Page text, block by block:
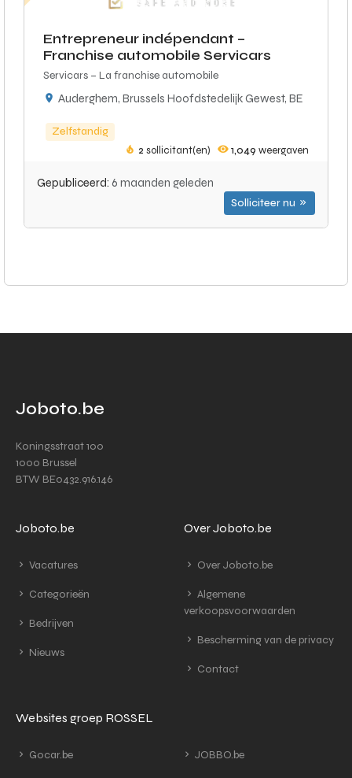
Entrepreneur indépendant –
Franchise automobile Servicars
Servicars – La franchise automobile
Auderghem, Brussels Hoofdstedelijk Gewest, BE
Zelfstandig
2 sollicitant(en) 1,049 weergaven
Gepubliceerd: 6 maanden geleden
Solliciteer nu
Joboto.be
Koningsstraat 100
1000 Brussel
BTW BE0432.916.146
Joboto.be
Vacatures
Categorieën
Bedrijven
Nieuws
Over Joboto.be
Over Joboto.be
Algemene
verkoopsvoorwaarden
Bescherming van de privacy
Contact
Websites groep ROSSEL
Gocar.be JOBBO.be